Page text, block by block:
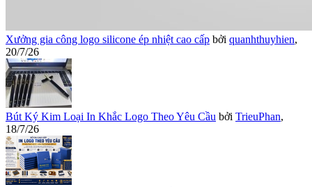
Xưởng gia công logo silicone ép nhiệt cao cấp bởi quanhthuyhien,
20/7/26
Bút Ký Kim Loại In Khắc Logo Theo Yêu Cầu bởi TrieuPhan,
18/7/26